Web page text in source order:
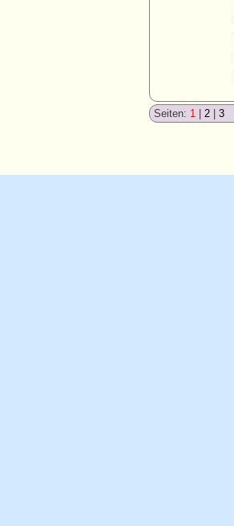
Seiten: 1 | 2 | 3